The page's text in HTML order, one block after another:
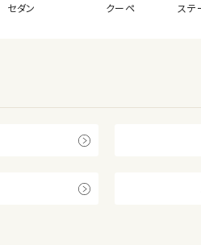
セダン クーペ ステ